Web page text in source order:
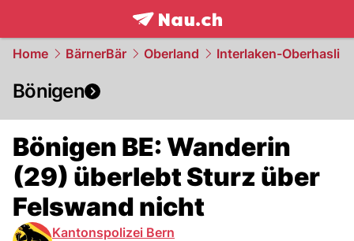
frontpage.NAU.ch
Home BärnerBär Oberland Interlaken-Oberhasli
Bönigen
Bönigen BE: Wanderin
(29) überlebt Sturz über
Felswand nicht
Kantonspolizei Bern